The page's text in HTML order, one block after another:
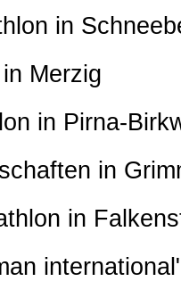
in
Merzig
in Pirna-
in
in